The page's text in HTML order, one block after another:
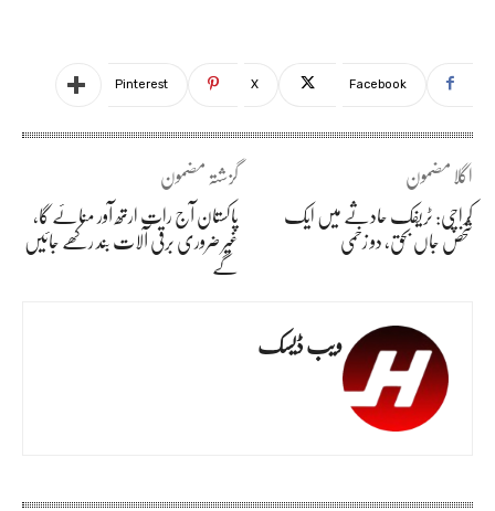
Facebook
X
Pinterest
گزشتہ مضمون
پاکستان آج رات ارتھ آور منائے گا،
غیر ضروری برقی آلات بند رکھے جائیں
گے
اگلا مضمون
کراچی: ٹریفک حادثے میں ایک
شخص جاں بحق، دو زخمی
ویب ڈیسک